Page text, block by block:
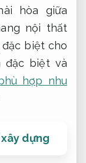
hòa giữa
nội thất
đặc biệt cho
đặc biệt và
hợp nhu
dựng